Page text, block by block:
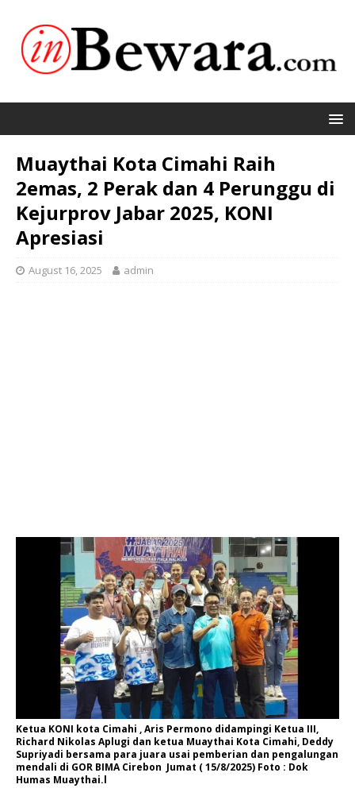
Muaythai Kota Cimahi Raih
2emas, 2 Perak dan 4 Perunggu di
Kejurprov Jabar 2025, KONI
Apresiasi
August 16, 2025 admin
Ketua KONI kota Cimahi , Aris Permono didampingi Ketua III,
Richard Nikolas Aplugi dan ketua Muaythai Kota Cimahi, Deddy
Supriyadi bersama para juara usai pemberian dan pengalungan
mendali di GOR BIMA Cirebon Jumat ( 15/8/2025) Foto : Dok
Humas Muaythai.l